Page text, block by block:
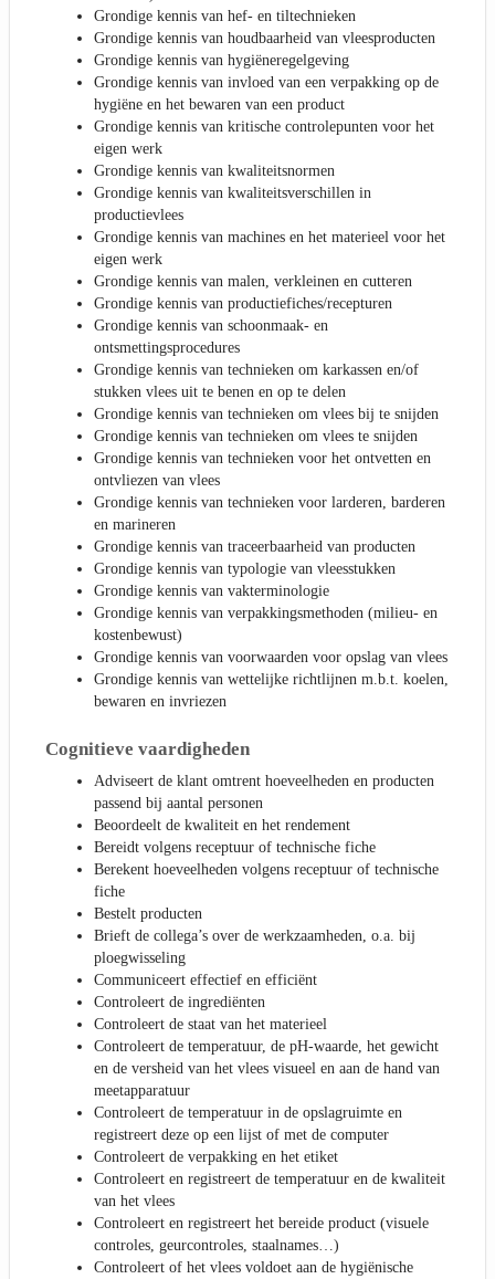
Grondige kennis van hef- en tiltechnieken
Grondige kennis van houdbaarheid van vleesproducten
Grondige kennis van hygiëneregelgeving
Grondige kennis van invloed van een verpakking op de
hygiëne en het bewaren van een product
Grondige kennis van kritische controlepunten voor het
eigen werk
Grondige kennis van kwaliteitsnormen
Grondige kennis van kwaliteitsverschillen in
productievlees
Grondige kennis van machines en het materieel voor het
eigen werk
Grondige kennis van malen, verkleinen en cutteren
Grondige kennis van productiefiches/recepturen
Grondige kennis van schoonmaak- en
ontsmettingsprocedures
Grondige kennis van technieken om karkassen en/of
stukken vlees uit te benen en op te delen
Grondige kennis van technieken om vlees bij te snijden
Grondige kennis van technieken om vlees te snijden
Grondige kennis van technieken voor het ontvetten en
ontvliezen van vlees
Grondige kennis van technieken voor larderen, barderen
en marineren
Grondige kennis van traceerbaarheid van producten
Grondige kennis van typologie van vleesstukken
Grondige kennis van vakterminologie
Grondige kennis van verpakkingsmethoden (milieu- en
kostenbewust)
Grondige kennis van voorwaarden voor opslag van vlees
Grondige kennis van wettelijke richtlijnen m.b.t. koelen,
bewaren en invriezen
Cognitieve vaardigheden
Adviseert de klant omtrent hoeveelheden en producten
passend bij aantal personen
Beoordeelt de kwaliteit en het rendement
Bereidt volgens receptuur of technische fiche
Berekent hoeveelheden volgens receptuur of technische
fiche
Bestelt producten
Brieft de collega’s over de werkzaamheden, o.a. bij
ploegwisseling
Communiceert effectief en efficiënt
Controleert de ingrediënten
Controleert de staat van het materieel
Controleert de temperatuur, de pH-waarde, het gewicht
en de versheid van het vlees visueel en aan de hand van
meetapparatuur
Controleert de temperatuur in de opslagruimte en
registreert deze op een lijst of met de computer
Controleert de verpakking en het etiket
Controleert en registreert de temperatuur en de kwaliteit
van het vlees
Controleert en registreert het bereide product (visuele
controles, geurcontroles, staalnames…)
Controleert of het vlees voldoet aan de hygiënische